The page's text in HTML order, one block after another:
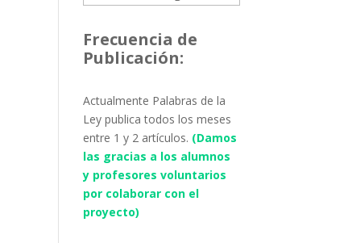
Frecuencia de
Publicación:
Actualmente Palabras de la
Ley publica todos los meses
entre 1 y 2 artículos. (Damos
las gracias a los alumnos
y profesores voluntarios
por colaborar con el
proyecto)